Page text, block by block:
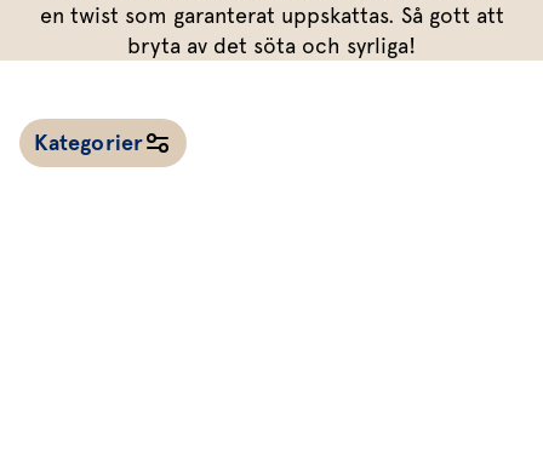
Vårt sortiment
Våra färska örter
en twist som garanterat uppskattas. Så gott att
bryta av det söta och syrliga!
Kategorier